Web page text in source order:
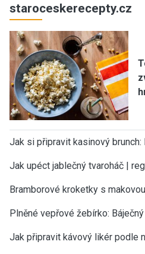
staroceskerecepty.cz
Jak si připravit kasinový
Jak upéct jablečný tvaroháč |
Bramborové kroketky s
Plněné vepřové žebírko:
Jak připravit kávový likér podle